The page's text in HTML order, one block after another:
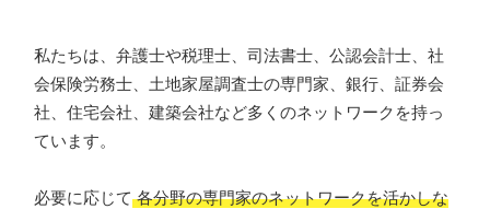
私たちは、弁護士や税理士、司法書士、公認会計士、社
会保険労務士、土地家屋調査士の専門家、銀行、証券会
社、住宅会社、建築会社など多くのネットワークを持っ
ています。
必要に応じて各分野の専門家のネットワークを活かしな